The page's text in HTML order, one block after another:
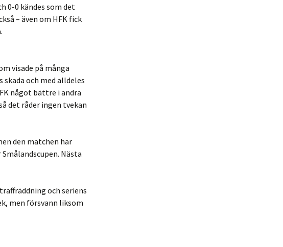
0-0 kändes som det
– även om HFK fick
visade på många
skada och med alldeles
något bättre i andra
det råder ingen tvekan
den matchen har
Nästa
och seriens
men försvann liksom